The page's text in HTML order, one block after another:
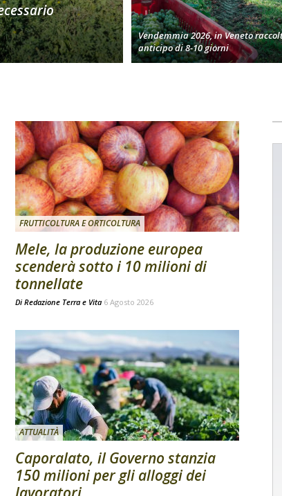
Vendemmia 2026, in Veneto
anticipo di 8-10 giorni
FRUTTICOLTURA E ORTICOLTURA
Mele, la produzione europea
scenderà sotto i 10 milioni di
tonnellate
Di Redazione Terra e Vita 6 Agosto 2026
ATTUALITÀ
Caporalato, il Governo stanzia
150 milioni per gli alloggi dei